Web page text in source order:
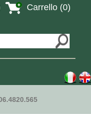
Carrello (0)